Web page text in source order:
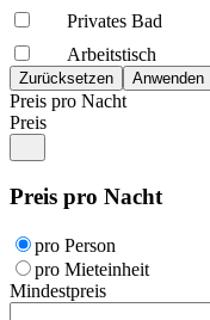
Privates Bad
Arbeitstisch
Preis pro Nacht
Preis
Preis pro Nacht
pro Person
pro Mieteinheit
Mindestpreis